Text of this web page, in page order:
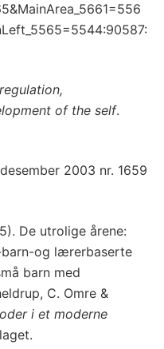
of the self.
2003 nr. 1659
De utrolige årene:
og lærerbaserte
barn med
C. Omre &
i et moderne